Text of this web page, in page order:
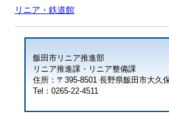
リニア・鉄道館
飯田市リニア推進部
リニア推進課・リニア整備課
住所：〒395-8501 長野県飯田市大久
Tel：0265-22-4511